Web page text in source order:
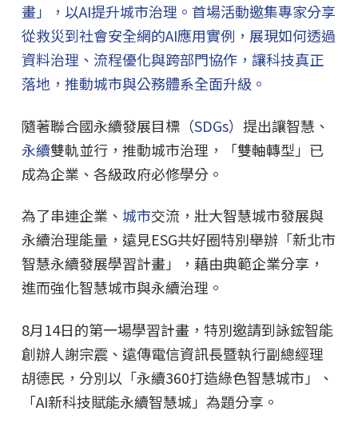
畫」，以AI提升城市治理。首場活動邀集專家分享
從救災到社會安全網的AI應用實例，展現如何透過
資料治理、流程優化與跨部門協作，讓科技真正
落地，推動城市與公務體系全面升級。
隨著聯合國永續發展目標（SDGs）提出讓智慧、
永續雙軌並行，推動城市治理，「雙軸轉型」已
成為企業、各級政府必修學分。
為了串連企業、 城市交流，壯大智慧城市發展與
永續治理能量，遠見ESG共好圈特別舉辦「新北市
智慧永續發展學習計畫」，藉由典範企業分享，
進而強化智慧城市與永續治理。
8月14日的第一場學習計畫，特別邀請到詠鋐智能
創辦人謝宗震、遠傳電信資訊長暨執行副總經理
胡德民，分別以「永續360打造綠色智慧城市」、
「AI新科技賦能永續智慧城」為題分享。